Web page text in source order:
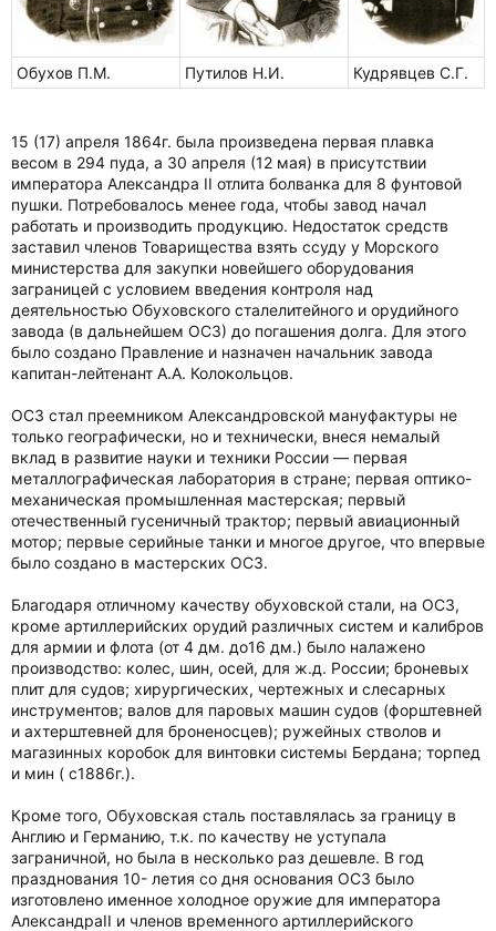
Обухов П.М. Путилов Н.И. Кудрявцев С.Г.
15 (17) апреля 1864г. была произведена первая плавка
весом в 294 пуда, а 30 апреля (12 мая) в присутствии
императора Александра II отлита болванка для 8 фунтовой
пушки. Потребовалось менее года, чтобы завод начал
работать и производить продукцию. Недостаток средств
заставил членов Товарищества взять ссуду у Морского
министерства для закупки новейшего оборудования
заграницей с условием введения контроля над
деятельностью Обуховского сталелитейного и орудийного
завода (в дальнейшем ОСЗ) до погашения долга. Для этого
было создано Правление и назначен начальник завода
капитан-лейтенант А.А. Колокольцов.
ОСЗ стал преемником Александровской мануфактуры не
только географически, но и технически, внеся немалый
вклад в развитие науки и техники России — первая
металлографическая лаборатория в стране; первая оптико-
механическая промышленная мастерская; первый
отечественный гусеничный трактор; первый авиационный
мотор; первые серийные танки и многое другое, что впервые
было создано в мастерских ОСЗ.
Благодаря отличному качеству обуховской стали, на ОСЗ,
кроме артиллерийских орудий различных систем и калибров
для армии и флота (от 4 дм. до16 дм.) было налажено
производство: колес, шин, осей, для ж.д. России; броневых
плит для судов; хирургических, чертежных и слесарных
инструментов; валов для паровых машин судов (форштевней
и ахтерштевней для броненосцев); ружейных стволов и
магазинных коробок для винтовки системы Бердана; торпед
и мин ( с1886г.).
Кроме того, Обуховская сталь поставлялась за границу в
Англию и Германию, т.к. по качеству не уступала
заграничной, но была в несколько раз дешевле. В год
празднования 10- летия со дня основания ОСЗ было
изготовлено именное холодное оружие для императора
АлександраII и членов временного артиллерийского